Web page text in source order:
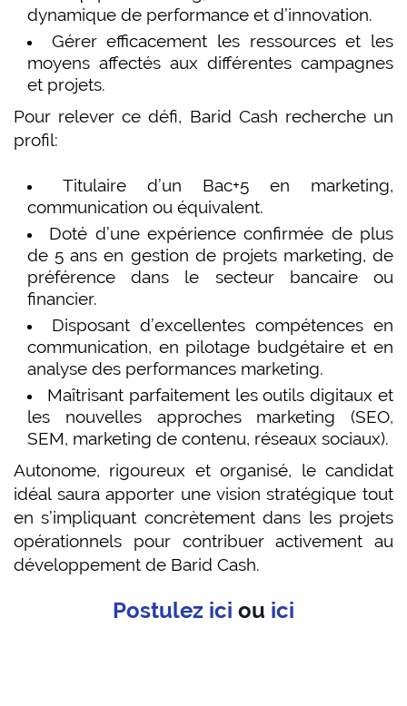
dynamique de performance et d’innovation.
Gérer efficacement les ressources et les
moyens affectés aux différentes campagnes
et projets.
Pour relever ce défi, Barid Cash recherche un
profil:
Titulaire d’un Bac+5 en marketing,
communication ou équivalent.
Doté d’une expérience confirmée de plus
de 5 ans en gestion de projets marketing, de
préférence dans le secteur bancaire ou
financier.
Disposant d’excellentes compétences en
communication, en pilotage budgétaire et en
analyse des performances marketing.
Maîtrisant parfaitement les outils digitaux et
les nouvelles approches marketing (SEO,
SEM, marketing de contenu, réseaux sociaux).
Autonome, rigoureux et organisé, le candidat
idéal saura apporter une vision stratégique tout
en s’impliquant concrètement dans les projets
opérationnels pour contribuer activement au
développement de Barid Cash.
Postulez ici ou ici